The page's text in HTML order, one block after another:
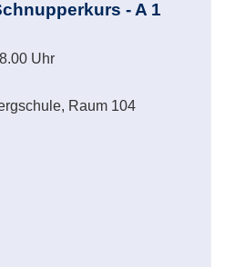
- A 1
Uhr
Raum 104